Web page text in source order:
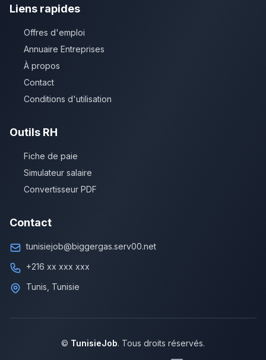
Liens rapides
Offres d'emploi
Annuaire Entreprises
À propos
Contact
Conditions d'utilisation
Outils RH
Fiche de paie
Simulateur salaire
Convertisseur PDF
Contact
tunisiejob@biggergas.serv00.net
+216 xx xxx xxx
Tunis, Tunisie
© TunisieJob. Tous droits réservés.